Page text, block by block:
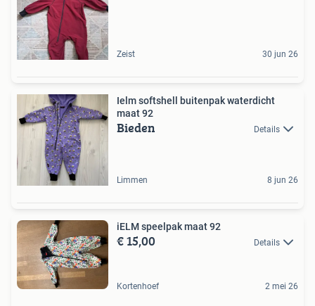
Zeist 30 jun 26
Ielm softshell buitenpak waterdicht
maat 92
Bieden Details
Limmen 8 jun 26
iELM speelpak maat 92
€ 15,00 Details
Kortenhoef 2 mei 26